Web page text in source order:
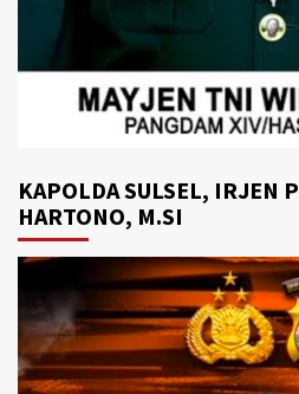
KAPOLDA SULSEL, IRJEN
HARTONO, M.SI